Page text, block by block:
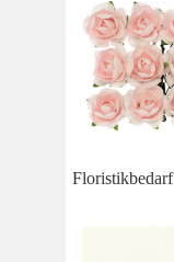
Floristikbedarf